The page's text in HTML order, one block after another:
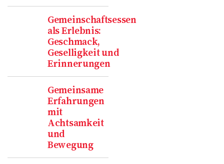
Gemeinschaftsessen
als Erlebnis:
Geschmack,
Geselligkeit und
Erinnerungen
Gemeinsame
Erfahrungen
mit
Achtsamkeit
und
Bewegung